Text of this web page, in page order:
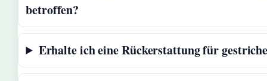
betroffen?
Erhalte ich eine Rückerstattung für